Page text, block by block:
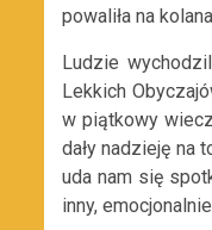
powaliła na
Ludzie
Lekkich
w piątkowy
dały nadzieję na
uda nam się
inny,